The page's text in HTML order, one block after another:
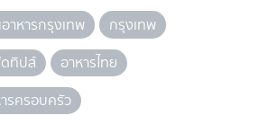
าหารกรุงเทพ
กรุงเทพ
ทิปส์
อาหารไทย
รครอบครัว